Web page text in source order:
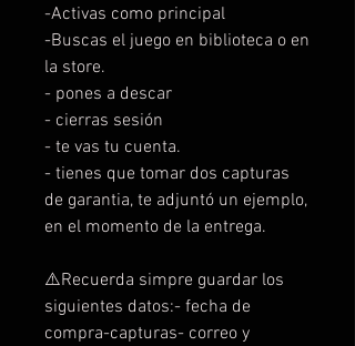
-Activas como principal
-Buscas el juego en biblioteca o en
la store.
- pones a descar
- cierras sesión
- te vas tu cuenta.
- tienes que tomar dos capturas
de garantia, te adjuntó un ejemplo,
en el momento de la entrega.
⚠️Recuerda simpre guardar los
siguientes datos:- fecha de
compra-capturas- correo y